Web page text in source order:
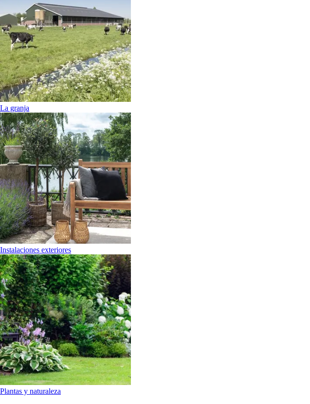
La granja
Instalaciones exteriores
Plantas y naturaleza